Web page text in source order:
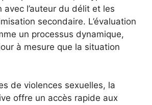
avec l’auteur du délit et les
secondaire. L’évaluation
un processus dynamique,
à mesure que la situation
de violences sexuelles, la
offre un accès rapide aux